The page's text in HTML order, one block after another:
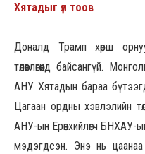
Хятадыг үл тоов
Доналд Трамп хөрш
төлөвлөгөөнд байсангүй.
АНУ Хятадын бараа
Цагаан ордны хэвлэлийн
АНУ-ын Ерөнхийлөгч БНХАУ-
мэдэгдсэн. Энэ нь